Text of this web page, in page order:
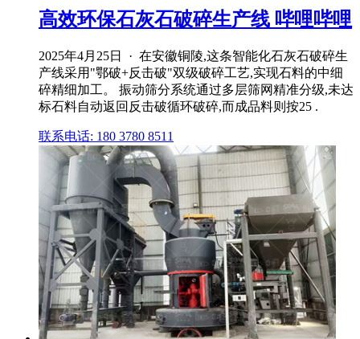
高效环保石灰石破碎生产线 哔哩哔哩
2025年4月25日 · 在安徽铜陵,这条智能化石灰石破碎生
产线采用"鄂破+反击破"双级破碎工艺,实现石料的中细
碎精细加工。 振动筛分系统通过多层筛网精准分级,未达
标石料自动返回反击破循环破碎,而成品料则按25 .
联系电话: 180 3780 8511